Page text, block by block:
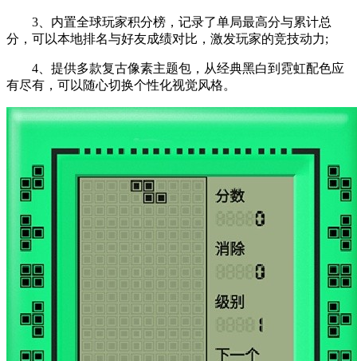
3、内置全球玩家积分榜，记录了单局最高分与累计总
分，可以本地排名与好友成绩对比，激发玩家的竞技动力;
4、提供多款复古像素主题包，从经典黑白到霓虹配色应
有尽有，可以随心切换个性化视觉风格。